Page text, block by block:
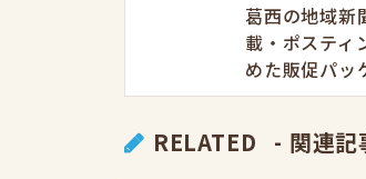
葛西の地域新
載・ポスティ
めた販促パッ
RELATED - 関連記